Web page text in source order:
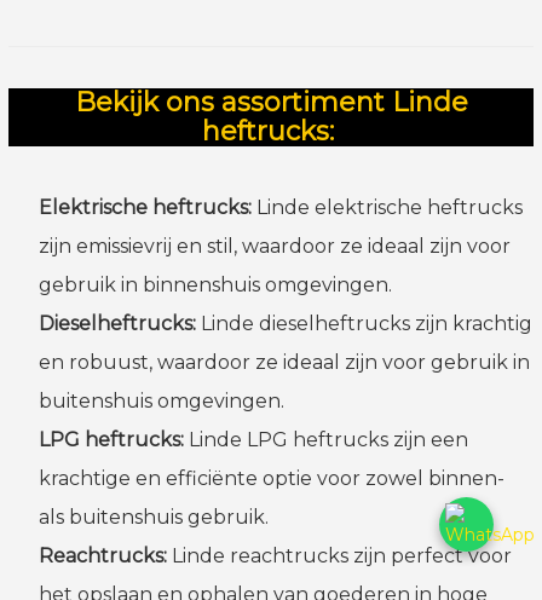
Bekijk ons assortiment Linde
heftrucks:
Elektrische heftrucks: Linde elektrische heftrucks
zijn emissievrij en stil, waardoor ze ideaal zijn voor
gebruik in binnenshuis omgevingen.
Dieselheftrucks: Linde dieselheftrucks zijn krachtig
en robuust, waardoor ze ideaal zijn voor gebruik in
buitenshuis omgevingen.
LPG heftrucks: Linde LPG heftrucks zijn een
krachtige en efficiënte optie voor zowel binnen-
als buitenshuis gebruik.
Reachtrucks: Linde reachtrucks zijn perfect voor
het opslaan en ophalen van goederen in hoge